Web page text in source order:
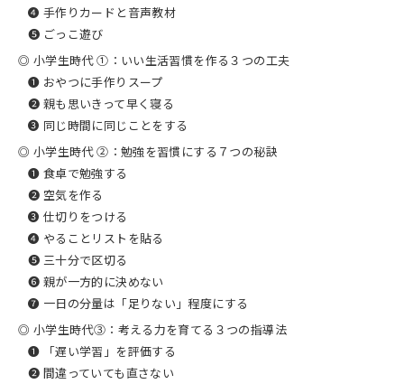
❹ 手作りカードと音声教材
❺ ごっこ遊び
◎ 小学生時代 ①：いい生活習慣を作る３つの工夫
❶ おやつに手作りスープ
❷ 親も思いきって早く寝る
❸ 同じ時間に同じことをする
◎ 小学生時代 ②：勉強を習慣にする７つの秘訣
❶ 食卓で勉強する
❷ 空気を作る
❸ 仕切りをつける
❹ やることリストを貼る
❺ 三十分で区切る
❻ 親が一方的に決めない
❼ 一日の分量は「足りない」程度にする
◎ 小学生時代③：考える力を育てる３つの指導法
❶ 「遅い学習」を評価する
❷ 間違っていても直さない